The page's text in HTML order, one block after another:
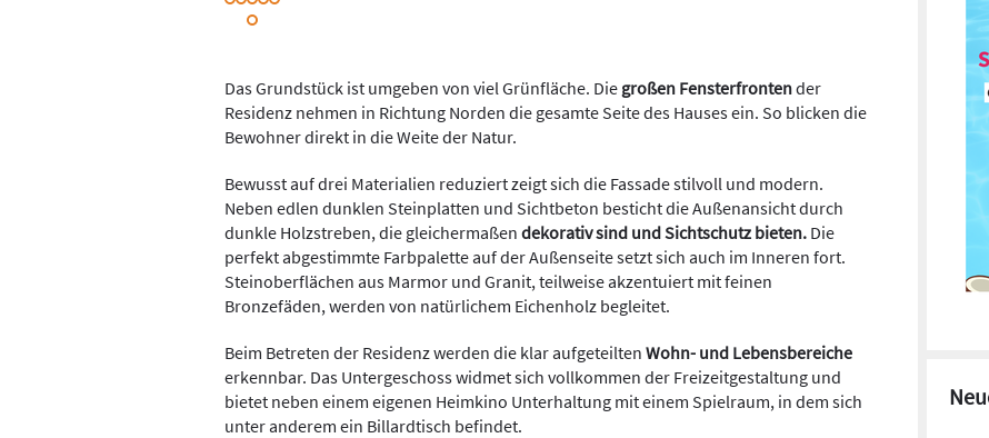
Das Grundstück ist umgeben von viel Grünfläche. Die großen Fensterfrontender
Residenz nehmen in Richtung Norden die gesamte Seite des Hauses ein. So blicken die
Bewohner direkt in die Weite der Natur.
Bewusst auf drei Materialien reduziert zeigt sich die Fassade stilvoll und modern.
Neben edlen dunklen Steinplatten und Sichtbeton besticht die Außenansicht durch
dunkle Holzstreben, die gleichermaßen dekorativ sind und Sichtschutz bieten. Die
perfekt abgestimmte Farbpalette auf der Außenseite setzt sich auch im Inneren fort.
Steinoberflächen aus Marmor und Granit, teilweise akzentuiert mit feinen
Bronzefäden, werden von natürlichem Eichenholz begleitet.
Beim Betreten der Residenz werden die klar aufgeteilten Wohn- und Lebensbereiche
erkennbar. Das Untergeschoss widmet sich vollkommen der Freizeitgestaltung und
bietet neben einem eigenen Heimkino Unterhaltung mit einem Spielraum, in dem sich
unter anderem ein Billardtisch befindet.